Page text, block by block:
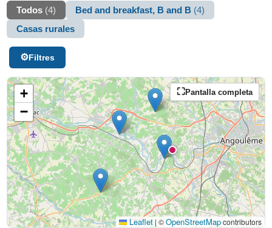
Todos (4) Bed and breakfast, B and B (4)
Casas rurales
Filtres
Pantalla completa
+
−
Leaflet | ©OpenStreetMapcontributors